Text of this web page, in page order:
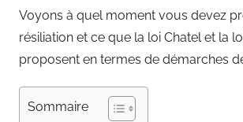
Voyons à quel moment vous devez
résiliation et ce que la loi Chatel et la
proposent en termes de démarches
Sommaire